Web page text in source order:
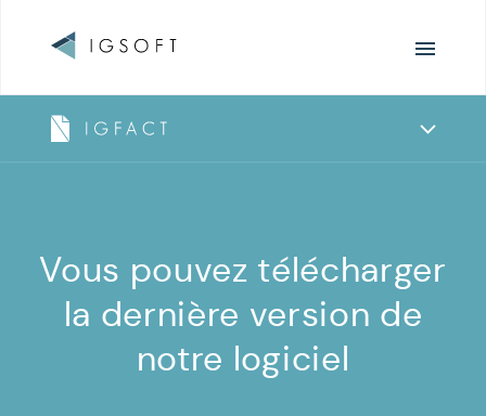
IGFact
et
IGFactWeb
Vous pouvez télécharger
la dernière version de
notre logiciel
Navigation
Navigation